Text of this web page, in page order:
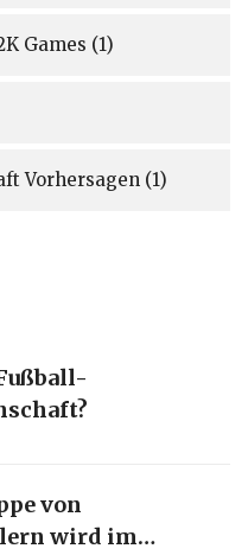
Games (1)
Vorhersagen (1)
von
wird im